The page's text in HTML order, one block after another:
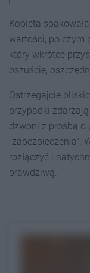
Kobieta
wartości, po czym
który wkrótce
oszuście,
Ostrzegajcie
przypadki
dzwoni z prośbą o
"zabezpieczenia".
rozłączyć i
prawdziwą.